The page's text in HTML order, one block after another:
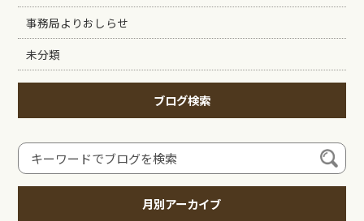
事務局よりおしらせ
未分類
ブログ検索
月別アーカイブ